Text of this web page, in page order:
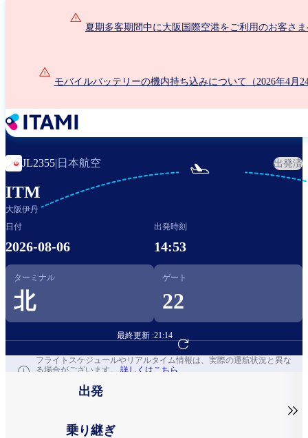
ツ
に
動
夏期多客期間中に大阪国際空港をご利用のお客さ
モバイルバッテリーの機内持ち込みについて（2026年4月
JL2355| 日本航空 出発済
ITM
大阪伊丹

日付
2026-08-06
出発時刻
14:53
ターミナル
北
ゲート
22
最終更新 :21:14
フライト予約へ
フライトスケジュールやリアルタイム情報は、実際の運航状況と異な
る場合がございます。 詳しくはこちら
出発
乗り継ぎ
